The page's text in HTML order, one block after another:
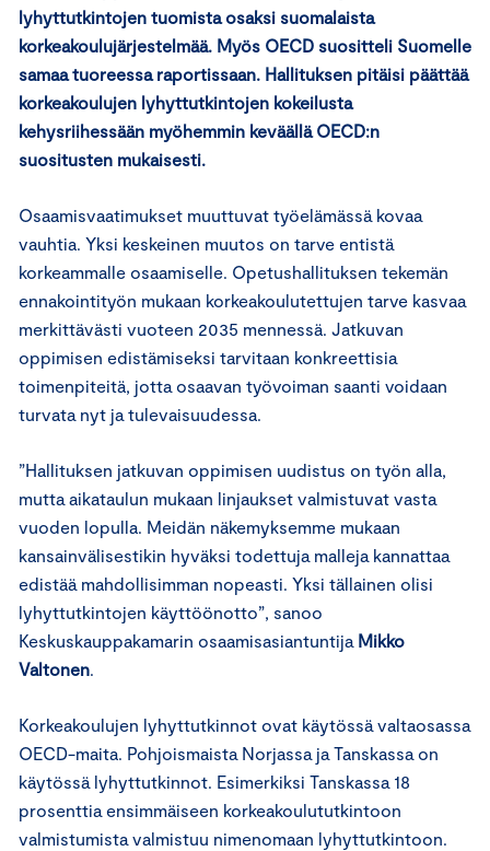
lyhyttutkintojen tuomista osaksi suomalaista
korkeakoulujärjestelmää. Myös OECD suositteli Suomelle
samaa tuoreessa raportissaan. Hallituksen pitäisi päättää
korkeakoulujen lyhyttutkintojen kokeilusta
kehysriihessään myöhemmin keväällä OECD:n
suositusten mukaisesti.
Osaamisvaatimukset muuttuvat työelämässä kovaa
vauhtia. Yksi keskeinen muutos on tarve entistä
korkeammalle osaamiselle. Opetushallituksen tekemän
ennakointityön mukaan korkeakoulutettujen tarve kasvaa
merkittävästi vuoteen 2035 mennessä. Jatkuvan
oppimisen edistämiseksi tarvitaan konkreettisia
toimenpiteitä, jotta osaavan työvoiman saanti voidaan
turvata nyt ja tulevaisuudessa.
”Hallituksen jatkuvan oppimisen uudistus on työn alla,
mutta aikataulun mukaan linjaukset valmistuvat vasta
vuoden lopulla. Meidän näkemyksemme mukaan
kansainvälisestikin hyväksi todettuja malleja kannattaa
edistää mahdollisimman nopeasti. Yksi tällainen olisi
lyhyttutkintojen käyttöönotto”, sanoo
Keskuskauppakamarin osaamisasiantuntija Mikko
Valtonen.
Korkeakoulujen lyhyttutkinnot ovat käytössä valtaosassa
OECD-maita. Pohjoismaista Norjassa ja Tanskassa on
käytössä lyhyttutkinnot. Esimerkiksi Tanskassa 18
prosenttia ensimmäiseen korkeakoulututkintoon
valmistumista valmistuu nimenomaan lyhyttutkintoon.